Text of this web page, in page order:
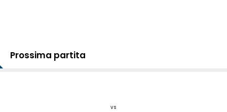
Prossima partita
vs